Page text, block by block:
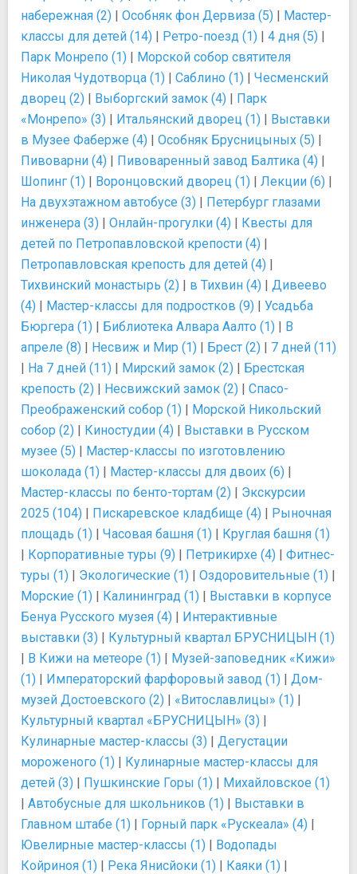
набережная (2) | Особняк фон Дервиза (5) | Мастер-
классы для детей (14) | Ретро-поезд (1) | 4 дня (5) |
Парк Монрепо (1) | Морской собор святителя
Николая Чудотворца (1) | Саблино (1) | Чесменский
дворец (2) | Выборгский замок (4) | Парк
«Монрепо» (3) | Итальянский дворец (1) | Выставки
в Музее Фаберже (4) | Особняк Брусницыных (5) |
Пивоварни (4) | Пивоваренный завод Балтика (4) |
Шопинг (1) | Воронцовский дворец (1) | Лекции (6) |
На двухэтажном автобусе (3) | Петербург глазами
инженера (3) | Онлайн-прогулки (4) | Квесты для
детей по Петропавловской крепости (4) |
Петропавловская крепость для детей (4) |
Тихвинский монастырь (2) | в Тихвин (4) | Дивеево
(4) | Мастер-классы для подростков (9) | Усадьба
Бюргера (1) | Библиотека Алвара Аалто (1) | В
апреле (8) | Несвиж и Мир (1) | Брест (2) | 7 дней (11)
| На 7 дней (11) | Мирский замок (2) | Брестская
крепость (2) | Несвижский замок (2) | Спасо-
Преображенский собор (1) | Морской Никольский
собор (2) | Киностудии (4) | Выставки в Русском
музее (5) | Мастер-классы по изготовлению
шоколада (1) | Мастер-классы для двоих (6) |
Мастер-классы по бенто-тортам (2) | Экскурсии
2025 (104) | Пискаревское кладбище (4) | Рыночная
площадь (1) | Часовая башня (1) | Круглая башня (1)
| Корпоративные туры (9) | Петрикирхе (4) | Фитнес-
туры (1) | Экологические (1) | Оздоровительные (1) |
Морские (1) | Калининград (1) | Выставки в корпусе
Бенуа Русского музея (4) | Интерактивные
выставки (3) | Культурный квартал БРУСНИЦЫН (1)
| В Кижи на метеоре (1) | Музей-заповедник «Кижи»
(1) | Императорский фарфоровый завод (1) | Дом-
музей Достоевского (2) | «Витославлицы» (1) |
Культурный квартал «БРУСНИЦЫН» (3) |
Кулинарные мастер-классы (3) | Дегустации
мороженого (1) | Кулинарные мастер-классы для
детей (3) | Пушкинские Горы (1) | Михайловское (1)
| Автобусные для школьников (1) | Выставки в
Главном штабе (1) | Горный парк «Рускеала» (4) |
Ювелирные мастер-классы (1) | Водопады
Койриноя (1) | Река Янисйоки (1) | Каяки (1) |